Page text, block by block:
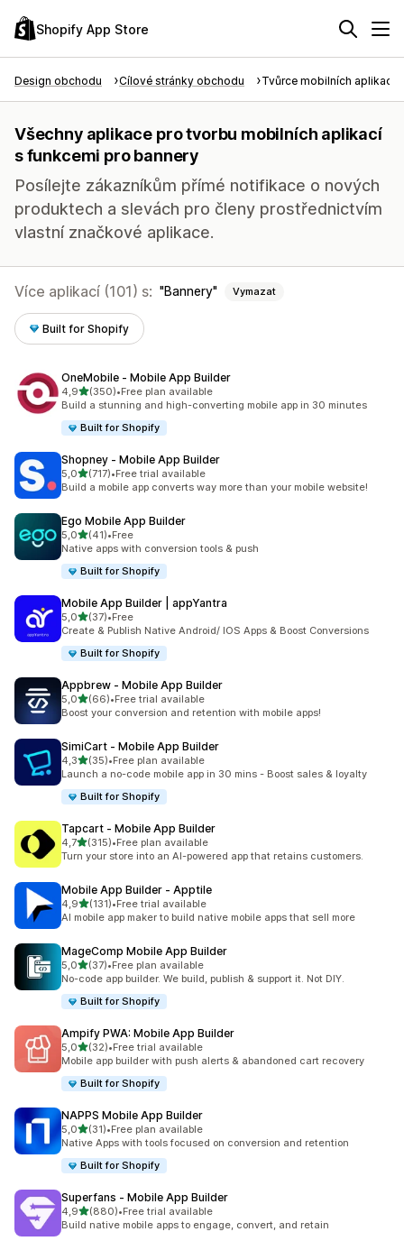
Shopify App Store
Design obchodu Cílové stránky obchodu Tvůrce mobilních aplikací
Všechny aplikace pro tvorbu mobilních aplikací
s funkcemi pro bannery
Posílejte zákazníkům přímé notifikace o nových
produktech a slevách pro členy prostřednictvím
vlastní značkové aplikace.
Více aplikací (101) s: Bannery Vymazat
Built for Shopify
OneMobile ‑ Mobile App Builder
4,9z 5 hvězd
(350)
Celkový počet recenzí: 350
•Free plan available
Build a stunning and high-converting mobile app in 30 minutes
Built for Shopify
Shopney ‑ Mobile App Builder
5,0z 5 hvězd
(717)
Celkový počet recenzí: 717
•Free trial available
Build a mobile app converts way more than your mobile website!
Ego Mobile App Builder
5,0z 5 hvězd
(41)
Celkový počet recenzí: 41
•Free
Native apps with conversion tools & push
Built for Shopify
Mobile App Builder | appYantra
5,0z 5 hvězd
(37)
Celkový počet recenzí: 37
•Free
Create & Publish Native Android/ IOS Apps & Boost Conversions
Built for Shopify
Appbrew ‑ Mobile App Builder
5,0z 5 hvězd
(66)
Celkový počet recenzí: 66
•Free trial available
Boost your conversion and retention with mobile apps!
SimiCart ‑ Mobile App Builder
4,3z 5 hvězd
(35)
Celkový počet recenzí: 35
•Free plan available
Launch a no-code mobile app in 30 mins - Boost sales & loyalty
Built for Shopify
Tapcart ‑ Mobile App Builder
4,7z 5 hvězd
(315)
Celkový počet recenzí: 315
•Free plan available
Turn your store into an AI-powered app that retains customers.
Mobile App Builder ‑ Apptile
4,9z 5 hvězd
(131)
Celkový počet recenzí: 131
•Free trial available
AI mobile app maker to build native mobile apps that sell more
MageComp Mobile App Builder
5,0z 5 hvězd
(37)
Celkový počet recenzí: 37
•Free plan available
No-code app builder. We build, publish & support it. Not DIY.
Built for Shopify
Ampify PWA: Mobile App Builder
5,0z 5 hvězd
(32)
Celkový počet recenzí: 32
•Free trial available
Mobile app builder with push alerts & abandoned cart recovery
Built for Shopify
NAPPS Mobile App Builder
5,0z 5 hvězd
(31)
Celkový počet recenzí: 31
•Free plan available
Native Apps with tools focused on conversion and retention
Built for Shopify
Superfans ‑ Mobile App Builder
4,9z 5 hvězd
(880)
Celkový počet recenzí: 880
•Free trial available
Build native mobile apps to engage, convert, and retain